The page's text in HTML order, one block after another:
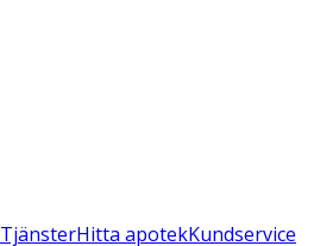
TjänsterHitta apotekKundservice